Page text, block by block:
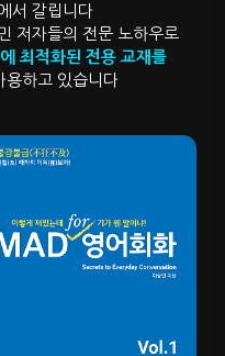
서 갈립니다
저자들의 전문 노하우로
최적화된 전용 교재를
용하고 있습니다